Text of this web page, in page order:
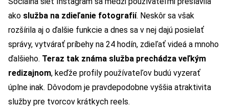
ako služba na zdieľanie fotografií. Neskôr sa však
rozšírila aj o ďalšie funkcie a dnes sa v nej dajú posielať
správy, vytvárať príbehy na 24 hodín, zdieľať videá a mnoho
ďalšieho. Teraz tak známa služba prechádza veľkým
redizajnom, keďže profily používateľov budú vyzerať
úplne inak. Dôvodom je pravdepodobne vyššia atraktivita
služby pre tvorcov krátkych reels.